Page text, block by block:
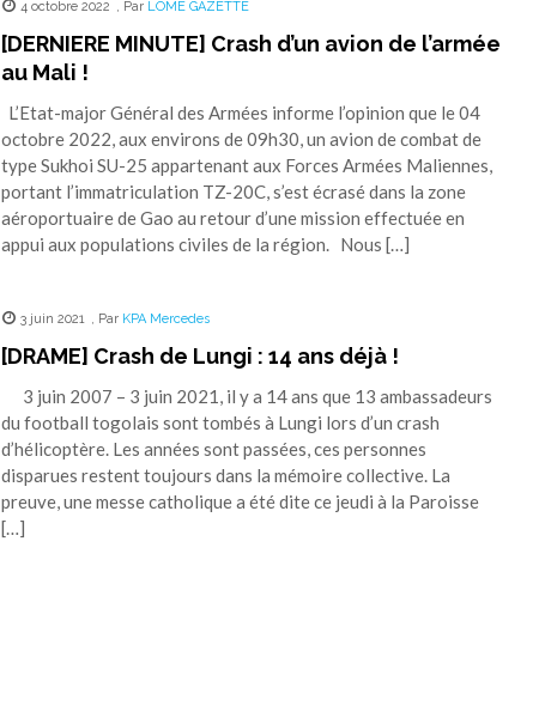
4 octobre 2022 , Par LOME GAZETTE
[DERNIERE MINUTE] Crash d’un avion de l’armée
au Mali !
L’Etat-major Général des Armées informe l’opinion que le 04
octobre 2022, aux environs de 09h30, un avion de combat de
type Sukhoi SU-25 appartenant aux Forces Armées Maliennes,
portant l’immatriculation TZ-20C, s’est écrasé dans la zone
aéroportuaire de Gao au retour d’une mission effectuée en
appui aux populations civiles de la région. Nous […]
3 juin 2021 , Par KPA Mercedes
[DRAME] Crash de Lungi : 14 ans déjà !
3 juin 2007 – 3 juin 2021, il y a 14 ans que 13 ambassadeurs
du football togolais sont tombés à Lungi lors d’un crash
d’hélicoptère. Les années sont passées, ces personnes
disparues restent toujours dans la mémoire collective. La
preuve, une messe catholique a été dite ce jeudi à la Paroisse
[…]